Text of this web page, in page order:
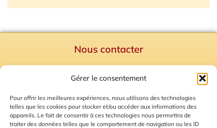
Gérer le consentement
Pour offrir les meilleures expériences, nous utilisons des technologies
telles que les cookies pour stocker et/ou accéder aux informations des
appareils. Le fait de consentir à ces technologies nous permettra de
traiter des données telles que le comportement de navigation ou les ID
Nous contacter
Mentions Légales
Plan du site
Gestion des Cookies